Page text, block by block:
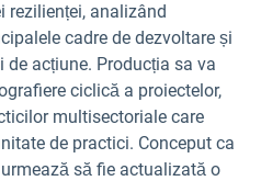
rezilienței, analizând
cadre de dezvoltare și
acțiune. Producția sa va
ciclică a proiectelor,
multisectoriale care
de practici. Conceput ca
să fie actualizată o